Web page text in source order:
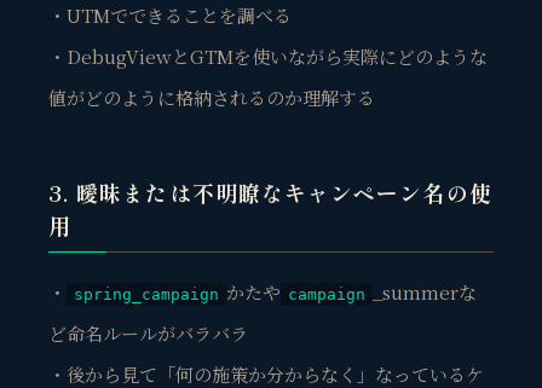
・UTMでできることを調べる
・DebugViewとGTMを使いながら実際にどのような
値がどのように格納されるのか理解する
3. 曖昧または不明瞭なキャンペーン名の使
用
・ spring_campaign かたや campaign
_summerな
ど命名ルールがバラバラ
・後から見て「何の施策か分からなく」なっているケ